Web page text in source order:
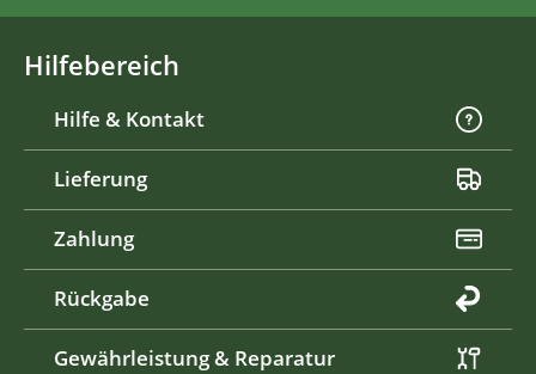
Hilfebereich
Hilfe & Kontakt
Lieferung
Zahlung
Rückgabe
Gewährleistung & Reparatur